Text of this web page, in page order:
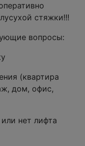
стяжки!!!
вопросы:
(квартира
дом, офис,
нет лифта